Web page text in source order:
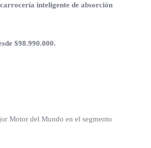
inteligente de absorción
$98.990.000.
Motor del Mundo en el segmento